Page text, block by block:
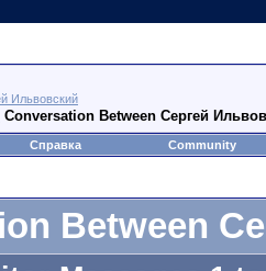
Ильвовский
Conversation Between Сергей
Справка Community
Between